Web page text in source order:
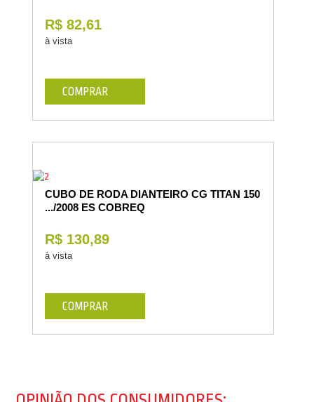
R$ 82,61
à vista
COMPRAR
CUBO DE RODA DIANTEIRO CG TITAN 150
.../2008 ES COBREQ
R$ 130,89
à vista
COMPRAR